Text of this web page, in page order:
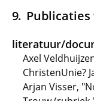
literatuur/
Axel
ChristenUnie?
Arjan Visser,